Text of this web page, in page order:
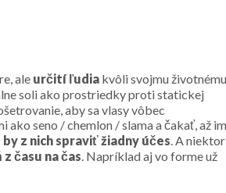
ale určití ľudia kvôli svojmu životnému
soli ako prostriedky proti statickej
aby sa vlasy vôbec
seno / chemlon / slama a čakať, až im
by z nich spraviť žiadny účes. A
času na čas. Napríklad aj vo forme už